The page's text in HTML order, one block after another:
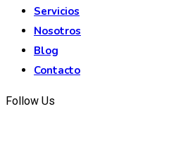
Servicios
Nosotros
Blog
Contacto
Follow Us